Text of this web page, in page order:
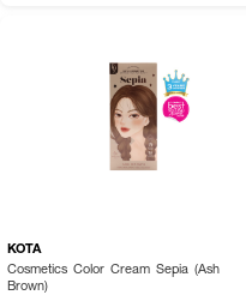
KOTA
Cosmetics Color Cream Sepia (Ash
Brown)